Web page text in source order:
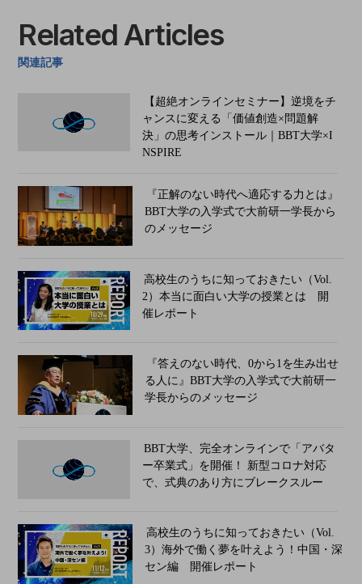
Related Articles
関連記事
【超絶オンラインセミナー】逆境をチ
ャンスに変える「価値創造×問題解
決」の思考インストール｜BBT大学×I
NSPIRE
『正解のない時代へ適応する力とは』
BBT大学の入学式で大前研一学長から
のメッセージ
高校生のうちに知っておきたい（Vol.
2）本当に面白い大学の授業とは 開
催レポート
『答えのない時代、0から1を生み出せ
る人に』BBT大学の入学式で大前研一
学長からのメッセージ
BBT大学、完全オンラインで「アバタ
ー卒業式」を開催！ 新型コロナ対応
で、式典のあり方にブレークスルー
高校生のうちに知っておきたい（Vol.
3）海外で働く夢を叶えよう！中国・深
セン編 開催レポート